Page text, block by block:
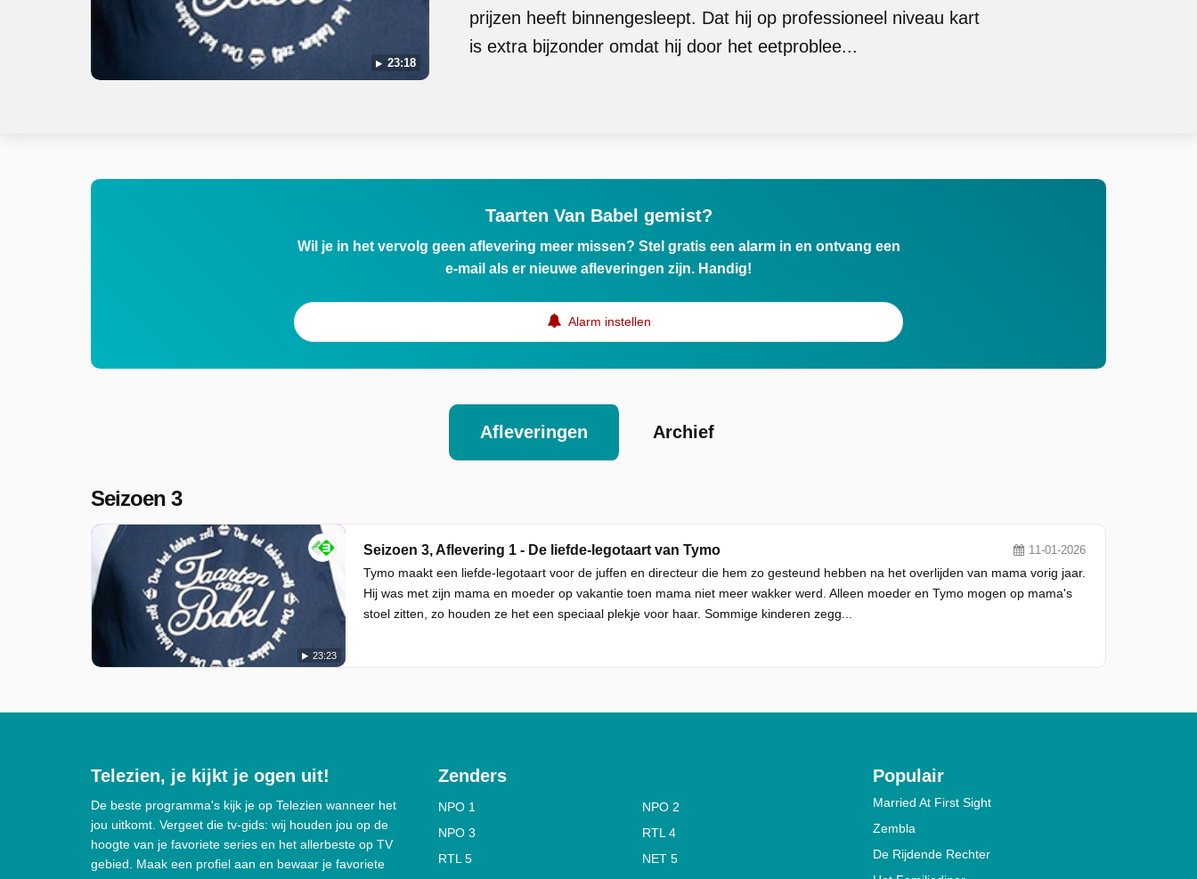
23:18
prijzen heeft binnengesleept. Dat hij op professioneel niveau kart
is extra bijzonder omdat hij door het eetproblee...
Taarten Van Babel gemist?
Wil je in het vervolg geen aflevering meer missen? Stel gratis een alarm in en ontvang een
e-mail als er nieuwe afleveringen zijn. Handig!
Alarm instellen
Afleveringen Archief
Seizoen 3
23:23
Seizoen 3, Aflevering 1 - De liefde-legotaart van Tymo 11-01-2026
Tymo maakt een liefde-legotaart voor de juffen en directeur die hem zo gesteund hebben na het overlijden van mama vorig jaar.
Hij was met zijn mama en moeder op vakantie toen mama niet meer wakker werd. Alleen moeder en Tymo mogen op mama's
stoel zitten, zo houden ze het een speciaal plekje voor haar. Sommige kinderen zegg...
Telezien, je kijkt je ogen uit!
De beste programma's kijk je op Telezien wanneer het
jou uitkomt. Vergeet die tv-gids: wij houden jou op de
hoogte van je favoriete series en het allerbeste op TV
gebied. Maak een profiel aan en bewaar je favoriete
Zenders
NPO 1
NPO 2
NPO 3
RTL 4
RTL 5
NET 5
Populair
Married At First Sight
Zembla
De Rijdende Rechter